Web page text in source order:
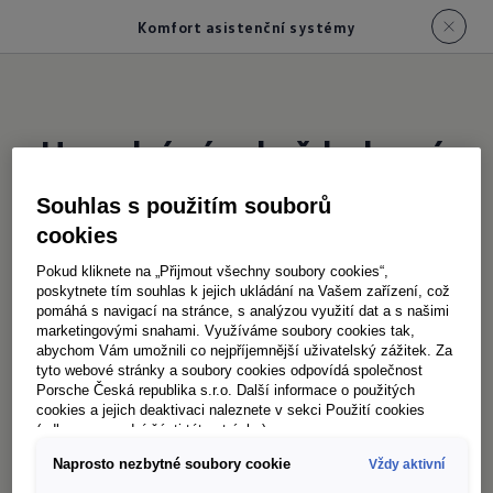
Komfort asistenční systémy
Usnadní vám každodenní
život
Parkpilot vpředu/vzadu
Při parkování může akusticky upozornit na
rozpoznané překážky vpředu i vzadu1a zobrazit
vzdálenost od překážek také vizuálně na displeji.
Asistent pro udržování jízdního pruhu (Lane
Tento asistent kombinuje několik funkcí:
Souhlas s použitím souborů
cookies
Pokud kliknete na „Přijmout všechny soubory cookies“,
poskytnete tím souhlas k jejich ukládání na Vašem zařízení, což
pomáhá s navigací na stránce, s analýzou využití dat a s našimi
marketingovými snahami. Využíváme soubory cookies tak,
abychom Vám umožnili co nejpříjemnější uživatelský zážitek. Za
tyto webové stránky a soubory cookies odpovídá společnost
Porsche Česká republika s.r.o. Další informace o použitých
cookies a jejich deaktivaci naleznete v sekci Použití cookies
(odkaz ve spodní části této stránky).
Naprosto nezbytné soubory cookie Vždy aktivní